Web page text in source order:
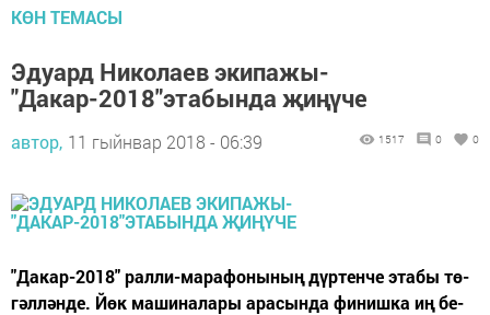
КӨН ТЕМАСЫ
Эдуард Николаев экипажы-
"Дакар-2018"этабында җиңүче
автор, 11 гыйнвар 2018 - 06:39 1517 0 0
"­Да­кар-2018" рал­ли-ма­ра­фо­ны­ның дүр­тен­че эта­бы тө­
гәл­лән­де. Йөк ма­ши­на­ла­ры ара­сын­да фи­ниш­ка иң бе­